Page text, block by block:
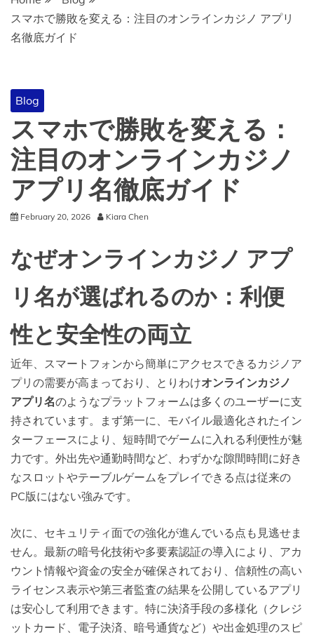
スマホで勝敗を変える：注目のオンラインカジノ アプリ
名徹底ガイド
Blog
スマホで勝敗を変える：
注目のオンラインカジノ
アプリ名徹底ガイド
February 20, 2026 Kiara Chen
なぜオンラインカジノ アプ
リ名が選ばれるのか：利便
性と安全性の両立
近年、スマートフォンから簡単にアクセスできるカジノア
プリの需要が高まっており、とりわけオンラインカジノ
アプリ名のようなプラットフォームは多くのユーザーに支
持されています。まず第一に、モバイル最適化されたイン
ターフェースにより、短時間でゲームに入れる利便性が魅
力です。外出先や通勤時間など、わずかな隙間時間に好き
なスロットやテーブルゲームをプレイできる点は従来の
PC版にはない強みです。
次に、セキュリティ面での強化が進んでいる点も見逃せま
せん。最新の暗号化技術や多要素認証の導入により、アカ
ウント情報や資金の安全が確保されており、信頼性の高い
ライセンス表示や第三者監査の結果を公開しているアプリ
は安心して利用できます。特に決済手段の多様化（クレジ
ットカード、電子決済、暗号通貨など）や出金処理のスピ